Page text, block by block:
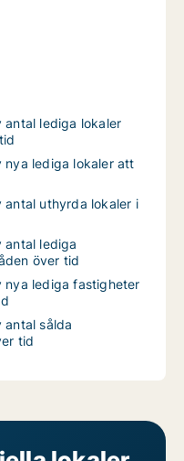
lediga lokaler
lediga lokaler att
uthyrda lokaler i
antal lediga
över tid
nya lediga fastigheter
sålda
tid